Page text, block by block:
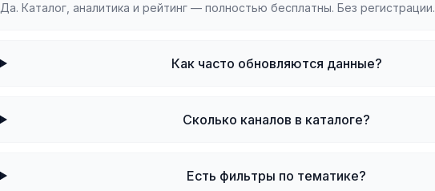
Да. Каталог, аналитика и рейтинг — полностью бесплатны. Без регистрации.
Как часто обновляются данные?
Сколько каналов в каталоге?
Есть фильтры по тематике?